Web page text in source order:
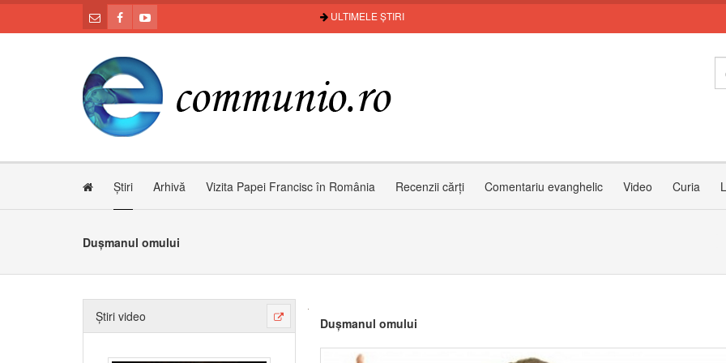
ULTIMELE ȘTIRI
Știri Arhivă Vizita Papei Francisc în România Recenzii cărți Comentariu evanghelic Video Curia
Dușmanul omului
Știri video Dușmanul omului